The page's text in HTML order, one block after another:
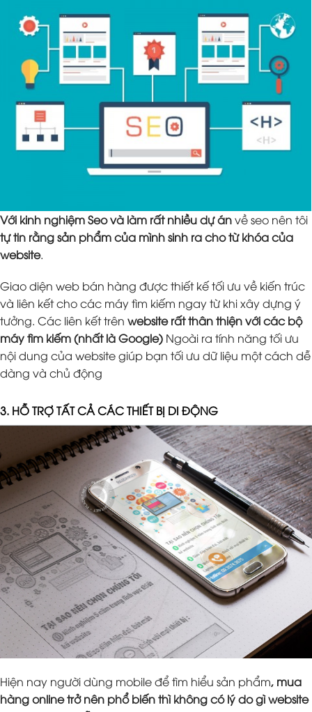
Với kinh nghiệm Seo và làm rất nhiều dự ánvề seo nên tôi
tự tin rằng sản phẩm của mình sinh ra cho từ khóa của
website.
Giao diện web bán hàng được thiết kế tối ưu về kiến trúc
và liên kết cho các máy tìm kiếm ngay từ khi xây dựng ý
tưởng. Các liên kết trên website rất thân thiện với các bộ
máy tìm kiếm (nhất là Google) Ngoài ra tính năng tối ưu
nội dung của website giúp bạn tối ưu dữ liệu một cách dễ
dàng và chủ động
3. HỖ TRỢ TẤT CẢ CÁC THIẾT BỊ DI ĐỘNG
Hiện nay người dùng mobile để tìm hiểu sản phẩm, mua
hàng online trở nên phổ biến thì không có lý do gì website